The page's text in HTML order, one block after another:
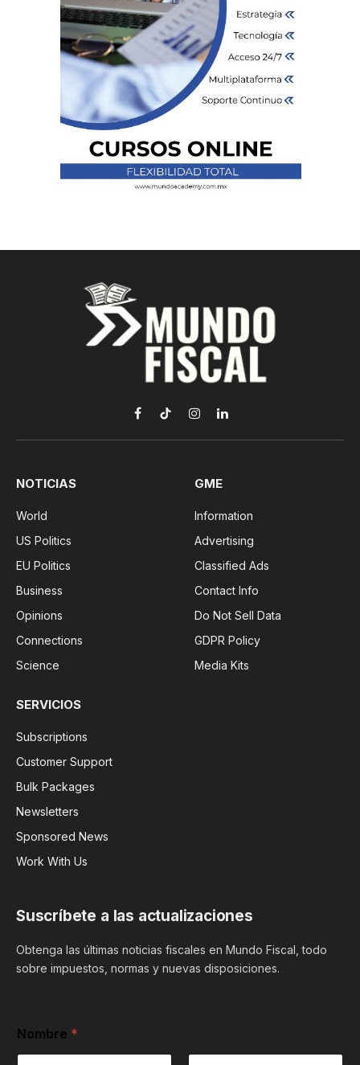
Facebook
TikTokInstagramLinkedIn
NOTICIAS
World
US Politics
EU Politics
Business
Opinions
Connections
Science
GME
Information
Advertising
Classified Ads
Contact Info
Do Not Sell Data
GDPR Policy
Media Kits
SERVICIOS
Subscriptions
Customer Support
Bulk Packages
Newsletters
Sponsored News
Work With Us
Suscríbete a las actualizaciones
Obtenga las últimas noticias fiscales en Mundo Fiscal, todo
sobre impuestos, normas y nuevas disposiciones.
n
f
Nombre *